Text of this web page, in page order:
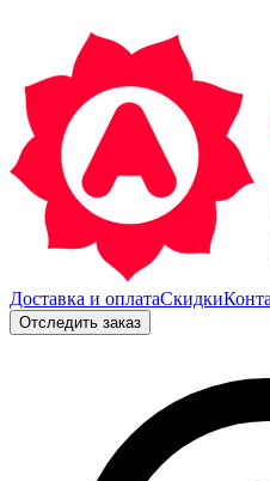
Доставка и оплатаСкидки
Отследить заказ